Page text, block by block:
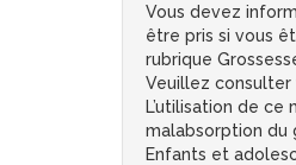
Vous devez
être pris si vous
rubrique
Veuillez consulter
L’utilisation de
malabsorption du
Enfants et